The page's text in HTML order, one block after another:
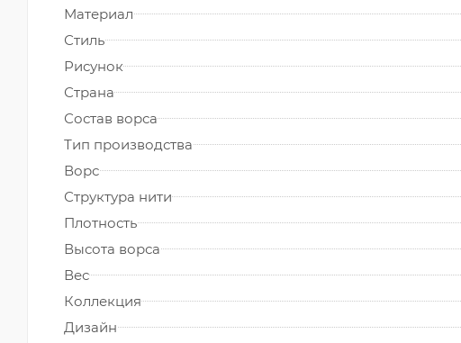
Материал
Стиль
Рисунок
Страна
Состав ворса
Тип производства
Ворс
Структура нити
Плотность
Высота ворса
Вес
Коллекция
Дизайн